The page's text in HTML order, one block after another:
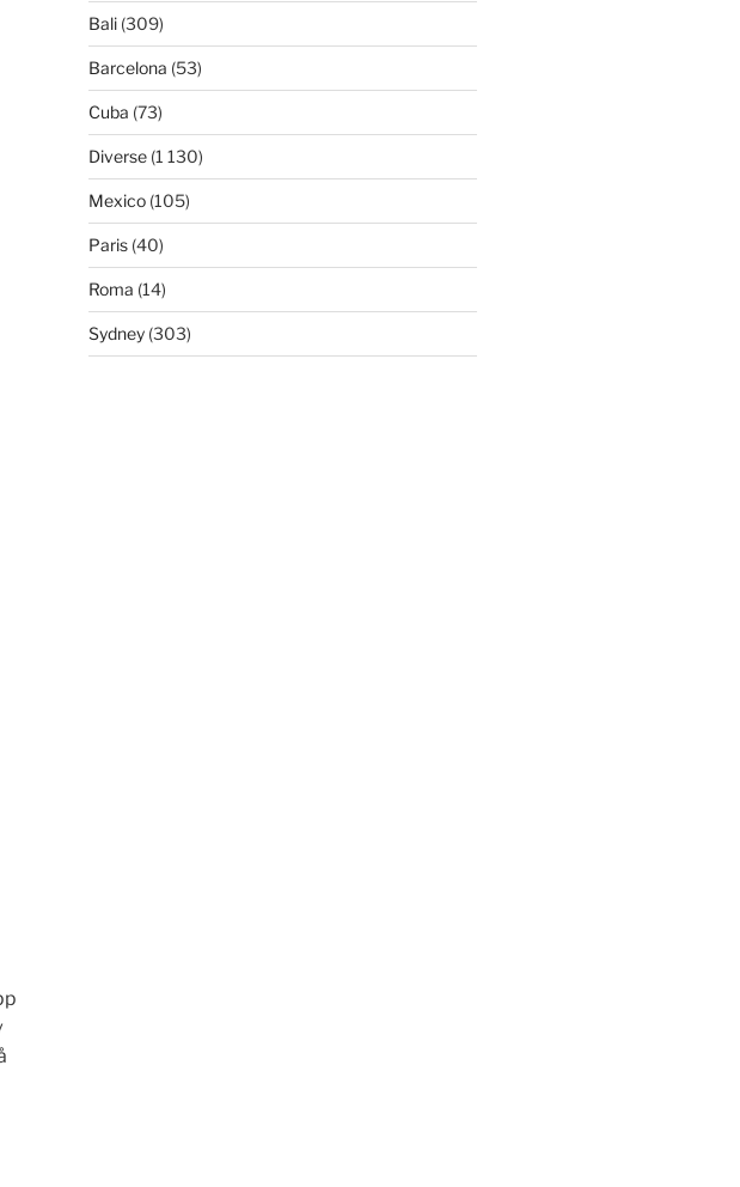
Bali(309)
Barcelona (53)
Cuba (73)
Diverse(1 130)
Mexico(105)
Paris(40)
Roma (14)
Sydney(303)